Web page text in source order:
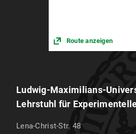
Route anzeigen
Ludwig-Maximilians-
Lehrstuhl für
Lena-Christ-Str. 48